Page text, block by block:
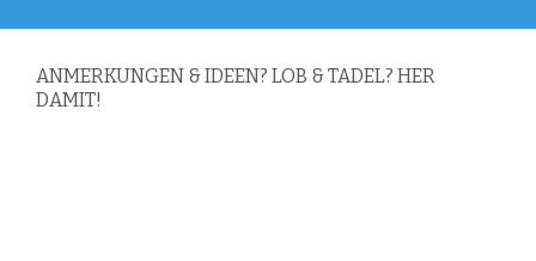
ANMERKUNGEN & IDEEN? LOB & TADEL? HER
DAMIT!